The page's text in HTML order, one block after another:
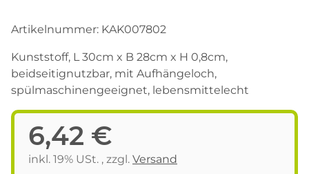
Artikelnummer: KAK007802
Kunststoff, L 30cm x B 28cm x H 0,8cm,
beidseitignutzbar, mit Aufhängeloch,
spülmaschinengeeignet, lebensmittelecht
6,42 €
inkl. 19% USt. , zzgl. Versand